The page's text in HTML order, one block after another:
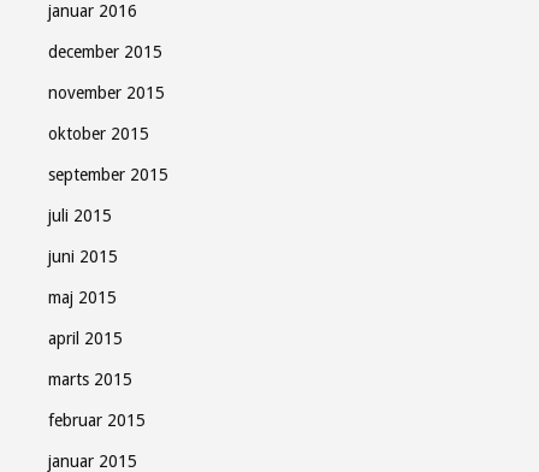
januar 2016
december 2015
november 2015
oktober 2015
september 2015
juli 2015
juni 2015
maj 2015
april 2015
marts 2015
februar 2015
januar 2015